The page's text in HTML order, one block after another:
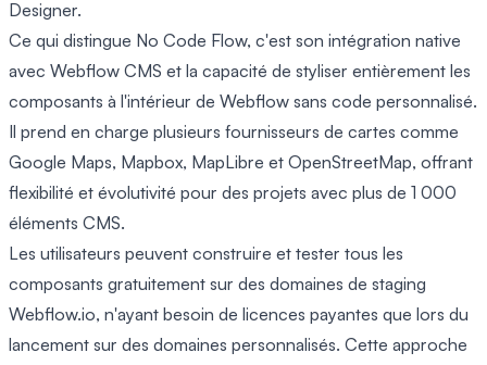
Designer.
Ce qui distingue No Code Flow, c'est son intégration native
avec Webflow CMS et la capacité de styliser entièrement les
composants à l'intérieur de Webflow sans code personnalisé.
Il prend en charge plusieurs fournisseurs de cartes comme
Google Maps, Mapbox, MapLibre et OpenStreetMap, offrant
flexibilité et évolutivité pour des projets avec plus de 1 000
éléments CMS.
Les utilisateurs peuvent construire et tester tous les
composants gratuitement sur des domaines de staging
Webflow.io, n'ayant besoin de licences payantes que lors du
lancement sur des domaines personnalisés. Cette approche